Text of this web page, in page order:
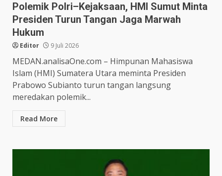
Polemik Polri–Kejaksaan, HMI Sumut Minta
Presiden Turun Tangan Jaga Marwah
Hukum
Editor 9 Juli 2026
MEDAN.analisaOne.com – Himpunan Mahasiswa
Islam (HMI) Sumatera Utara meminta Presiden
Prabowo Subianto turun tangan langsung
meredakan polemik...
Read More